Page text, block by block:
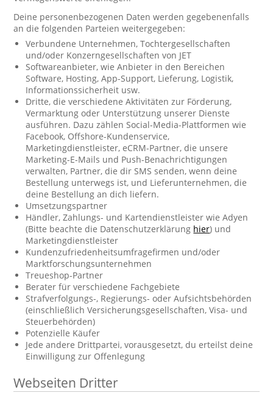
Deine personenbezogenen Daten werden gegebenenfalls
an die folgenden Parteien weitergegeben:
Verbundene Unternehmen, Tochtergesellschaften
und/oder Konzerngesellschaften von JET
Softwareanbieter, wie Anbieter in den Bereichen
Software, Hosting, App-Support, Lieferung, Logistik,
Informationssicherheit usw.
Dritte, die verschiedene Aktivitäten zur Förderung,
Vermarktung oder Unterstützung unserer Dienste
ausführen. Dazu zählen Social-Media-Plattformen wie
Facebook, Offshore-Kundenservice,
Marketingdienstleister, eCRM-Partner, die unsere
Marketing-E-Mails und Push-Benachrichtigungen
verwalten, Partner, die dir SMS senden, wenn deine
Bestellung unterwegs ist, und Lieferunternehmen, die
deine Bestellung an dich liefern.
Umsetzungspartner
Händler, Zahlungs- und Kartendienstleister wie Adyen
(Bitte beachte die Datenschutzerklärung hier) und
Marketingdienstleister
Kundenzufriedenheitsumfragefirmen und/oder
Marktforschungsunternehmen
Treueshop-Partner
Berater für verschiedene Fachgebiete
Strafverfolgungs-, Regierungs- oder Aufsichtsbehörden
(einschließlich Versicherungsgesellschaften, Visa- und
Steuerbehörden)
Potenzielle Käufer
Jede andere Drittpartei, vorausgesetzt, du erteilst deine
Einwilligung zur Offenlegung
Webseiten Dritter